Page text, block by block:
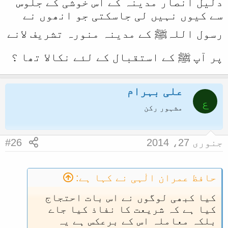
سے کیوں نہیں لی جاسکتی جو انھوں نے
رسول اللہﷺ کے مدینہ منورہ تشریف لانے
پر آپ ﷺ کے استقبال کے لئے نکالا تھا ؟
ع
علی بہرام
مشہور رکن
جنوری 27، 2014 #26
حافظ عمران الٰہی نے کہا ہے:
کیا کبھی لوگوں نے اس بات احتجاج
کیا ہے کہ شریعت کا نفاذ کیا جاے
بلکہ معاملہ اس کے برعکس ہے یہ